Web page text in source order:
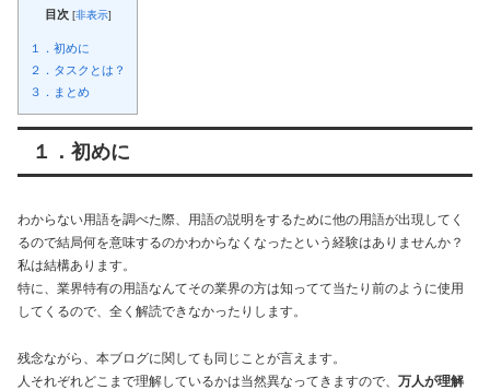
目次 [非表示]
１．初めに
２．タスクとは？
３．まとめ
１．初めに
わからない用語を調べた際、用語の説明をするために他の用語が出現してく
るので結局何を意味するのかわからなくなったという経験はありませんか？
私は結構あります。
特に、業界特有の用語なんてその業界の方は知ってて当たり前のように使用
してくるので、全く解読できなかったりします。
残念ながら、本ブログに関しても同じことが言えます。
人それぞれどこまで理解しているかは当然異なってきますので、 万人が理解